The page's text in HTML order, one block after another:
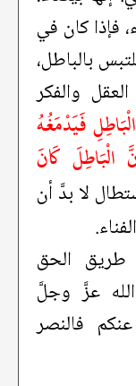
فإذا كان في
بالباطل،
والفكر
فَيَدْمَغُهُ
الْبَاطِلَ كَانَ
لا بدَّ أن
طريق الحق
عزَّ وجلَّ
فالنصر